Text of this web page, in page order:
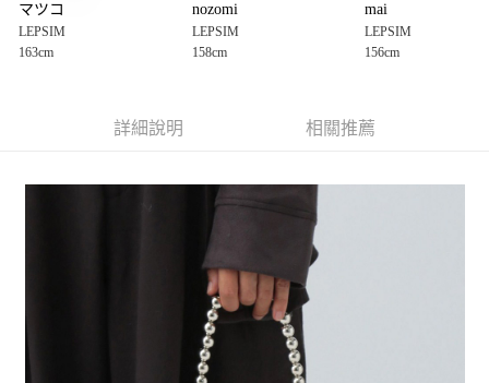
【大哥付你分期使用說明】
1.本服務由台灣大哥大提供，台灣大哥大用戶可立即使用無須另外申請。
2.付款方式選擇「大哥付你分期」，訂單成立後會自動跳轉到大哥付的交易
3.實際核准額度、可分期數及費用金額請依後續交易確認頁面所載為準。
4.訂單成立30分鐘內，如未前往確認交易或遇審核未通過，訂單將自動取
1.分期款項不併入電信帳單，「大哥付你分期」於每月結算日後寄送繳費提
2.透過簡訊連結打開帳單後，可選擇「超商條碼／台灣大直營門市／銀行轉
帳／街口支付／iPASS MONEY」等通路繳費。
1.本服務係由「台灣大哥大股份有限公司」（以下簡稱本公司）所提供，讓
用戶於交易時，得透過本服務購買商品或服務，並由商店將買賣／分期付款
買賣價金債權讓與本公司後，依約使用本公司帳單繳交帳款。
AFTEE先享後付
３．安心：先確認商品／服務後，再付款。
【「AFTEE先享後付」結帳流程】
１．於結帳方式選擇「AFTEE先享後付」後，將跳轉至「AFTEE先享後付」
結帳頁面，進行簡訊認證並確認金額後，即可完成結帳。
２．訂單成立數日內，您將收到繳費通知簡訊。
３．收到繳費通知簡訊後14天內，點擊此簡訊中的連結，可透過四大超商／
ATM／網路銀行／等多元方式進行付款，方視為交易完成。
※ 請注意：結帳手續完成當下不需立刻繳費，但若您需要取消訂單，請聯絡
購買商品的店家。未經商家同意取消之訂單仍視為有效，需透過AFTEE先享
每筆NT$80，滿NT$888(含以上)免運費
每筆NT$80，滿NT$888(含以上)免運費
每筆NT$80，滿NT$1,500(含以上)免運費
マツコ
LEPSIM
163cm
nozomi
LEPSIM
158cm
mai
LEPSIM
156cm
詳細說明 相關推薦